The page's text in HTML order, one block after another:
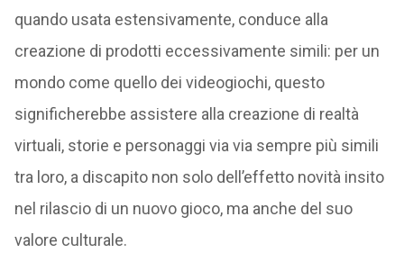
quando usata estensivamente, conduce alla
creazione di prodotti eccessivamente simili: per un
mondo come quello dei videogiochi, questo
significherebbe assistere alla creazione di realtà
virtuali, storie e personaggi via via sempre più simili
tra loro, a discapito non solo dell’effetto novità insito
nel rilascio di un nuovo gioco, ma anche del suo
valore culturale.